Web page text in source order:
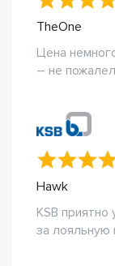
TheOne
Цена
– не
Hawk
KSB
за лояльную